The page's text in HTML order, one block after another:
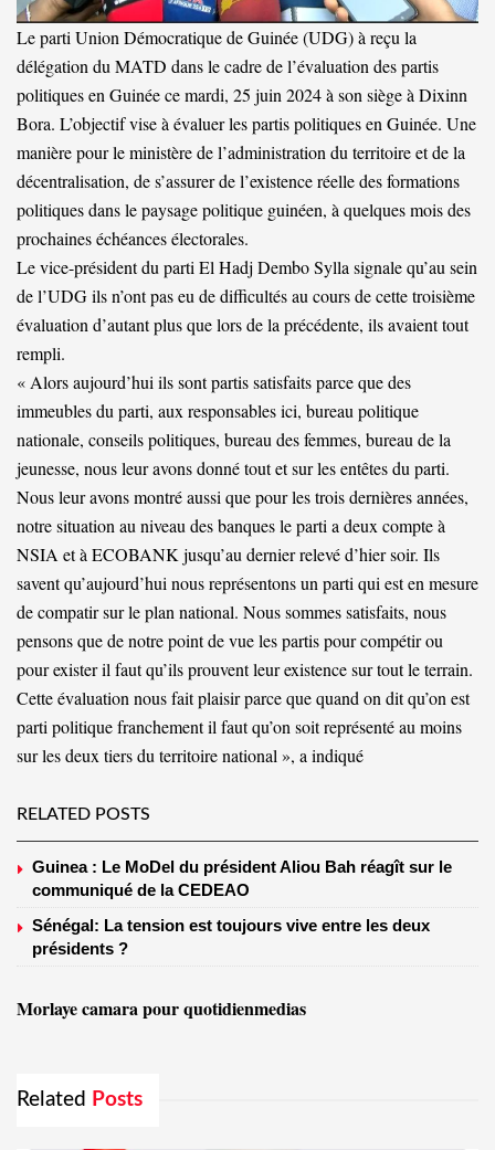
Le parti Union Démocratique de Guinée (UDG) à reçu la
délégation du MATD dans le cadre de l’évaluation des partis
politiques en Guinée ce mardi, 25 juin 2024 à son siège à Dixinn
Bora. L’objectif vise à évaluer les partis politiques en Guinée. Une
manière pour le ministère de l’administration du territoire et de la
décentralisation, de s’assurer de l’existence réelle des formations
politiques dans le paysage politique guinéen, à quelques mois des
prochaines échéances électorales.
Le vice-président du parti El Hadj Dembo Sylla signale qu’au sein
de l’UDG ils n’ont pas eu de difficultés au cours de cette troisième
évaluation d’autant plus que lors de la précédente, ils avaient tout
rempli.
« Alors aujourd’hui ils sont partis satisfaits parce que des
immeubles du parti, aux responsables ici, bureau politique
nationale, conseils politiques, bureau des femmes, bureau de la
jeunesse, nous leur avons donné tout et sur les entêtes du parti.
Nous leur avons montré aussi que pour les trois dernières années,
notre situation au niveau des banques le parti a deux compte à
NSIA et à ECOBANK jusqu’au dernier relevé d’hier soir. Ils
savent qu’aujourd’hui nous représentons un parti qui est en mesure
de compatir sur le plan national. Nous sommes satisfaits, nous
pensons que de notre point de vue les partis pour compétir ou
pour exister il faut qu’ils prouvent leur existence sur tout le terrain.
Cette évaluation nous fait plaisir parce que quand on dit qu’on est
parti politique franchement il faut qu’on soit représenté au moins
sur les deux tiers du territoire national », a indiqué
RELATED POSTS
Guinea : Le MoDel du président Aliou Bah réagît sur le
communiqué de la CEDEAO
Sénégal: La tension est toujours vive entre les deux
présidents ?
Morlaye camara pour quotidienmedias
Related Posts